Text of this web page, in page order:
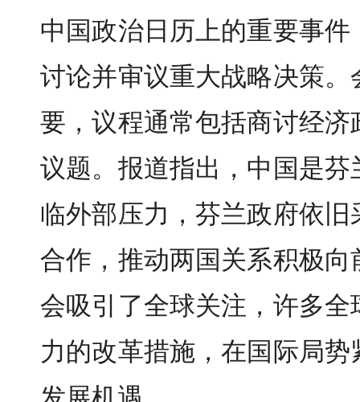
中国政治日历上的重要事
讨论并审议重大战略决策
要，议程通常包括商讨经
议题。报道指出，中国是
临外部压力，芬兰政府依
合作，推动两国关系积极
会吸引了全球关注，许多
力的改革措施，在国际局